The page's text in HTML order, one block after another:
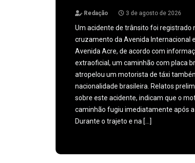
Redação 3 de agosto de 2026
Um acidente de trânsito foi registrado
cruzamento da Avenida Internacional
Avenida Acre, de acordo com
extraoficial, um caminhão com placa
atropelou um motorista de táxi
nacionalidade brasileira. Relatos
sobre este acidente, indicam que o
caminhão fugiu imediatamente após a
Durante o trajeto e na […]